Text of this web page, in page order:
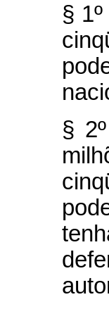
§
§